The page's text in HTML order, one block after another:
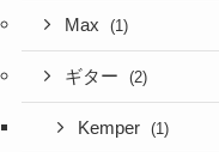
Max (1)
ギター (2)
Kemper (1)